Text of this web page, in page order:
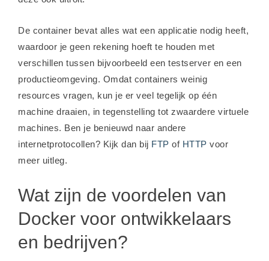
De container bevat alles wat een applicatie nodig heeft,
waardoor je geen rekening hoeft te houden met
verschillen tussen bijvoorbeeld een testserver en een
productieomgeving. Omdat containers weinig
resources vragen, kun je er veel tegelijk op één
machine draaien, in tegenstelling tot zwaardere virtuele
machines. Ben je benieuwd naar andere
internetprotocollen? Kijk dan bij FTP of HTTP voor
meer uitleg.
Wat zijn de voordelen van
Docker voor ontwikkelaars
en bedrijven?